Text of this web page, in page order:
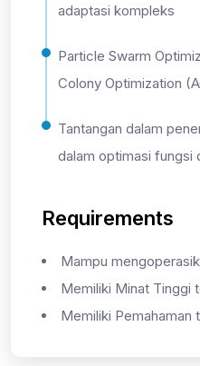
adaptasi kompleks
Particle Swarm
Colony Optimization
Tantangan dalam
dalam optimasi fungsi
Requirements
Mampu
Memiliki Minat Tinggi
Memiliki Pemahaman